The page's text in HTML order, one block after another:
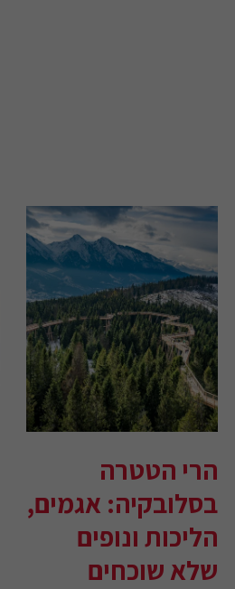
הרי הטטרה
בסלובקיה: אגמים,
הליכות ונופים
שלא שוכחים